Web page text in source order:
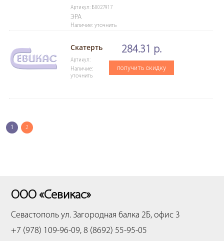
Артикул: Б0027917
ЭРА
Наличие: уточнить
Скатерть
Артикул:
Наличие:
уточнить
284.31 р.
получить скидку
1 2
ООО «Севикас»
Севастополь ул. Загородная балка 2Б, офис 3
+7 (978) 109-96-09, 8 (8692) 55-95-05